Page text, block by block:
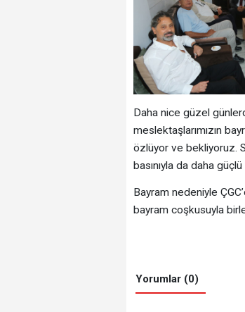
Daha nice güzel
meslektaşlarımızın
özlüyor ve bekliyoruz.
basınıyla da daha
Bayram nedeniyle
bayram coşkusuyla
Yorumlar (0)